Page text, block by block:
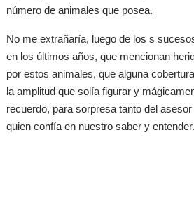
número de animales que posea.
No me extrañaría, luego de los s
en los últimos años, que mencionan
por estos animales, que alguna
la amplitud que solía figurar y
recuerdo, para sorpresa tanto del
quien confía en nuestro saber y entender.